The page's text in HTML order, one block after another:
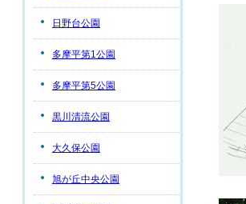
日野台公園
多摩平第1公園
多摩平第5公園
黒川清流公園
大久保公園
旭が丘中央公園